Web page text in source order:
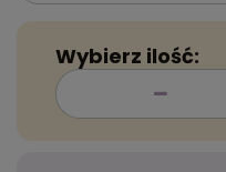
Wybierz ilość: